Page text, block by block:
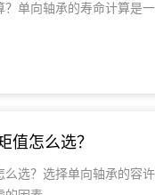
单向轴承的寿命计算是
值怎么选？
选？选择单向轴承的容